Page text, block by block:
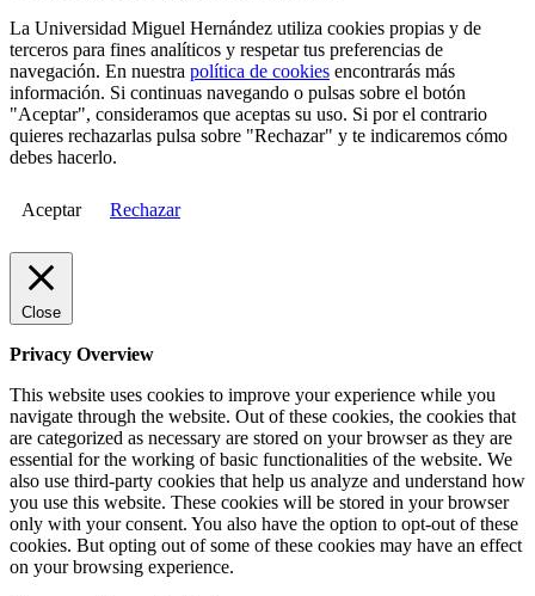
La Universidad Miguel Hernández utiliza cookies propias y de
terceros para fines analíticos y respetar tus preferencias de
navegación. En nuestra política de cookies encontrarás más
información. Si continuas navegando o pulsas sobre el botón
"Aceptar", consideramos que aceptas su uso. Si por el contrario
quieres rechazarlas pulsa sobre "Rechazar" y te indicaremos cómo
debes hacerlo.
Aceptar Rechazar
Close
Privacy Overview
This website uses cookies to improve your experience while you
navigate through the website. Out of these cookies, the cookies that
are categorized as necessary are stored on your browser as they are
essential for the working of basic functionalities of the website. We
also use third-party cookies that help us analyze and understand how
you use this website. These cookies will be stored in your browser
only with your consent. You also have the option to opt-out of these
cookies. But opting out of some of these cookies may have an effect
on your browsing experience.